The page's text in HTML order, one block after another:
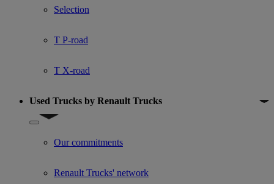
Selection
T P-road
T X-road
Used Trucks by Renault Trucks
Show submenu for Used Trucks by Renault Trucks
Our commitments
Renault Trucks' network